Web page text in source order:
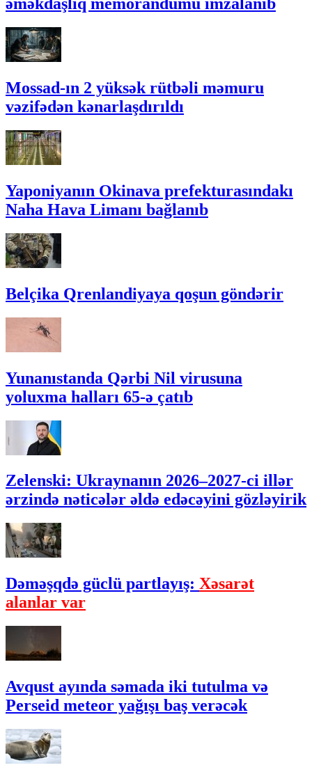
əməkdaşlıq memorandumu imzalanıb
Mossad-ın 2 yüksək rütbəli məmuru
vəzifədən kənarlaşdırıldı
Yaponiyanın Okinava prefekturasındakı
Naha Hava Limanı bağlanıb
Belçika Qrenlandiyaya qoşun göndərir
Yunanıstanda Qərbi Nil virusuna
yoluxma halları 65-ə çatıb
Zelenski: Ukraynanın 2026–2027-ci illər
ərzində nəticələr əldə edəcəyini gözləyirik
Dəməşqdə güclü partlayış: Xəsarət
alanlar var
Avqust ayında səmada iki tutulma və
Perseid meteor yağışı baş verəcək